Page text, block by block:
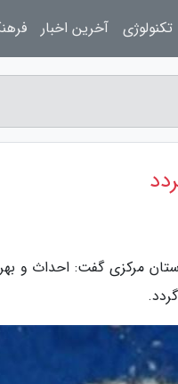
مرکزی گفت: احداث و
تکنولوژی آخرین اخبار